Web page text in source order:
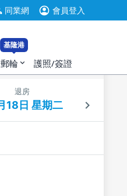
同業網 account_circle 會員登入
基隆港
郵輪 expand_more 護照/簽證
退房